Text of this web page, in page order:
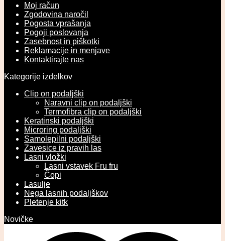
Moj račun
Zgodovina naročil
Pogosta vprašanja
Pogoji poslovanja
Zasebnost in piškotki
Reklamacije in menjave
Kontaktirajte nas
Kategorije izdelkov
Clip on podaljški
Naravni clip on podaljški
Termofibra clip on podaljški
Keratinski podaljški
Microring podaljški
Samolepilni podaljški
Zavesice iz pravih las
Lasni vložki
Lasni vstavek Fru fru
Čopi
Lasulje
Nega lasnih podaljškov
Pletenje kitk
Novičke